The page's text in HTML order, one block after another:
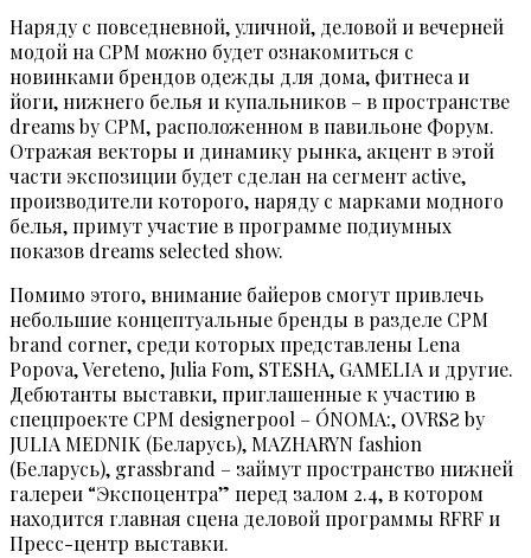
Наряду с повседневной, уличной, деловой и вечерней
модой на CPM можно будет ознакомиться с
новинками брендов одежды для дома, фитнеса и
йоги, нижнего белья и купальников – в пространстве
dreams by CPM, расположенном в павильоне Форум.
Отражая векторы и динамику рынка, акцент в этой
части экспозиции будет сделан на сегмент active,
производители которого, наряду с марками модного
белья, примут участие в программе подиумных
показов dreams selected show.
Помимо этого, внимание байеров смогут привлечь
небольшие концептуальные бренды в разделе CPM
brand corner, среди которых представлены Lena
Popova, Vereteno, Julia Fom, STESHA, GAMELIA и другие.
Дебютанты выставки, приглашенные к участию в
спецпроекте CPM designerpool – ÓNOMA:, OVRSƧ by
JULIA MEDNIK (Беларусь), MAZHARYN fashion
(Беларусь), grassbrand – займут пространство нижней
галереи “Экспоцентра” перед залом 2.4, в котором
находится главная сцена деловой программы RFRF и
Пресс-центр выставки.